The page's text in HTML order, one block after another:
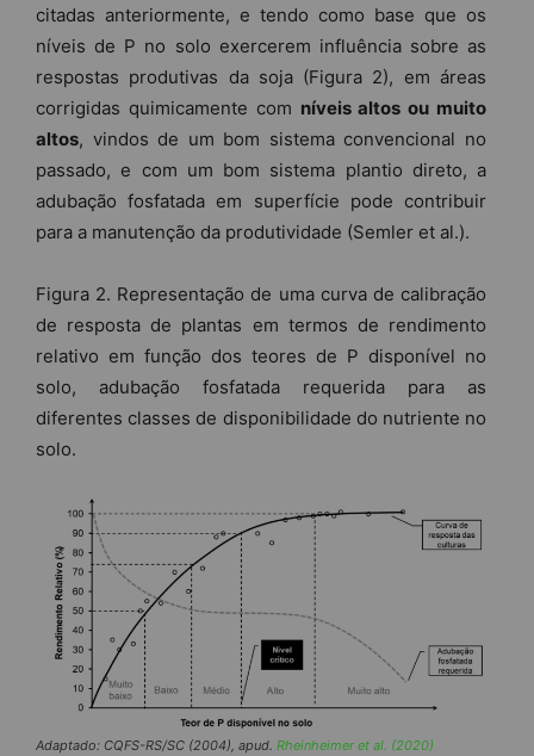
citadas anteriormente, e tendo como base que os
níveis de P no solo exercerem influência sobre as
respostas produtivas da soja (Figura 2), em áreas
corrigidas quimicamente com níveis altos ou muito
altos, vindos de um bom sistema convencional no
passado, e com um bom sistema plantio direto, a
adubação fosfatada em superfície pode contribuir
para a manutenção da produtividade (Semler et al.).
Figura 2. Representação de uma curva de calibração
de resposta de plantas em termos de rendimento
relativo em função dos teores de P disponível no
solo, adubação fosfatada requerida para as
diferentes classes de disponibilidade do nutriente no
solo.
Adaptado: CQFS-RS/SC (2004), apud. Rheinheimer et al. (2020)